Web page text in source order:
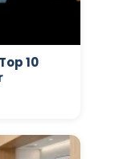
10